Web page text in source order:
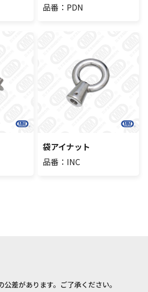
品番：PDN
袋アイナット
品番：INC
差があります。ご了承ください。